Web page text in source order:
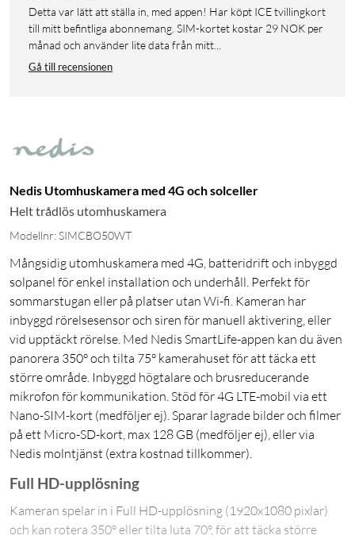
Detta var lätt att ställa in, med appen! Har köpt ICE tvillingkort
till mitt befintliga abonnemang. SIM-kortet kostar 29 NOK per
månad och använder lite data från mitt...
Gå till recensionen
Nedis Utomhuskamera med 4G och solceller
Helt trådlös utomhuskamera
Modellnr: SIMCBO50WT
Mångsidig utomhuskamera med 4G, batteridrift och inbyggd
solpanel för enkel installation och underhåll. Perfekt för
sommarstugan eller på platser utan Wi-fi. Kameran har
inbyggd rörelsesensor och siren för manuell aktivering, eller
vid upptäckt rörelse. Med Nedis SmartLife-appen kan du även
panorera 350° och tilta 75° kamerahuset för att täcka ett
större område. Inbyggd högtalare och brusreducerande
mikrofon för kommunikation. Stöd för 4G LTE-mobil via ett
Nano-SIM-kort (medföljer ej). Sparar lagrade bilder och filmer
på ett Micro-SD-kort, max 128 GB (medföljer ej), eller via
Nedis molntjänst (extra kostnad tillkommer).
Full HD-upplösning
Kameran spelar in i Full HD-upplösning (1920x1080 pixlar)
och kan rotera 350° eller tilta luta 70°, för att täcka större